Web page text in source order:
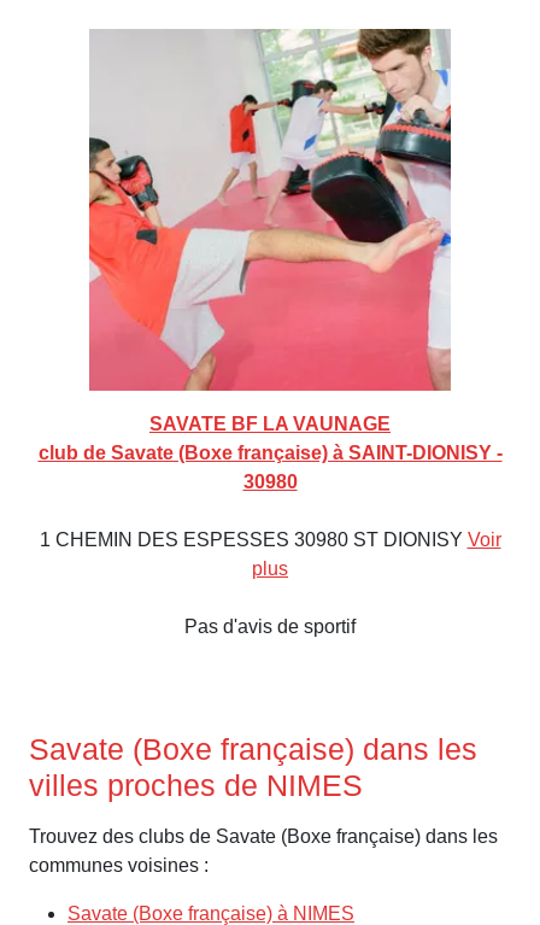
SAVATE BF LA VAUNAGE
club de Savate (Boxe française) à SAINT-DIONISY -
30980
1 CHEMIN DES ESPESSES 30980 ST DIONISY Voir
plus
Pas d'avis de sportif
Savate (Boxe française) dans les
villes proches de NIMES
Trouvez des clubs de Savate (Boxe française) dans les
communes voisines :
Savate (Boxe française) à NIMES